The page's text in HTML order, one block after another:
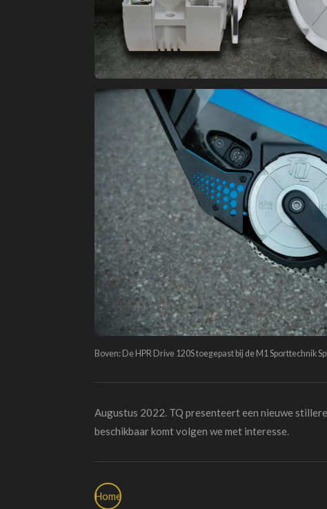
Boven: De HPR Drive 120S toegepast bij de M1 Sporttechnik
Augustus 2022. TQ presenteert een nieuwe
beschikbaar komt volgen we met interesse.
Home